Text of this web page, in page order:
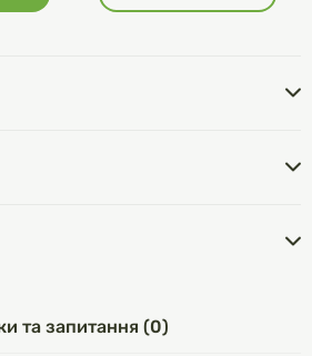
та запитання (0)